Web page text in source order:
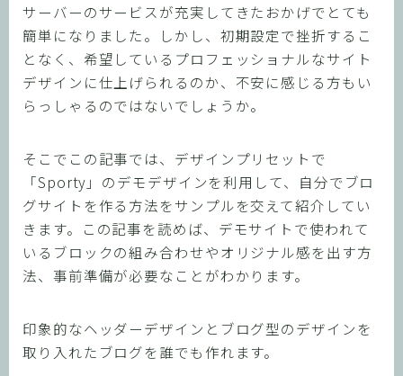
サーバーのサービスが充実してきたおかげでとても
簡単になりました。しかし、初期設定で挫折するこ
となく、希望しているプロフェッショナルなサイト
デザインに仕上げられるのか、不安に感じる方もい
らっしゃるのではないでしょうか。
そこでこの記事では、デザインプリセットで
「Sporty」のデモデザインを利用して、自分でブロ
グサイトを作る方法をサンプルを交えて紹介してい
きます。この記事を読めば、デモサイトで使われて
いるブロックの組み合わせやオリジナル感を出す方
法、事前準備が必要なことがわかります。
印象的なヘッダーデザインとブログ型のデザインを
取り入れたブログを誰でも作れます。